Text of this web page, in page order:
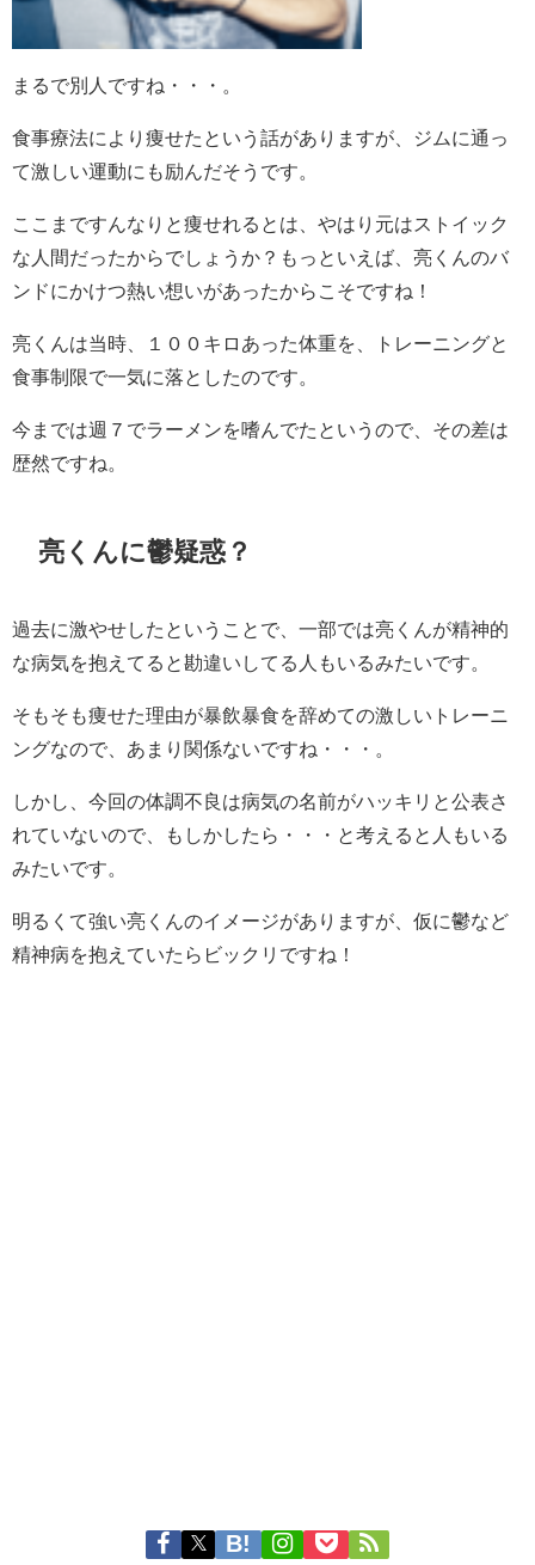
まるで別人ですね・・・。
食事療法により痩せたという話がありますが、ジムに通っ
て激しい運動にも励んだそうです。
ここまですんなりと痩せれるとは、やはり元はストイック
な人間だったからでしょうか？もっといえば 、亮くんのバ
ンドにかけつ熱い想いがあったからこそですね！
亮くんは当時、１００キロあった体重を、トレーニングと
食事制限で一気に落としたのです。
今までは週７でラーメンを嗜んでたというので、その差は
歴然ですね。
亮くんに鬱疑惑？
過去に激やせしたということで、一部では亮くんが精神的
な病気を抱えてると勘違いしてる人もいるみたいです。
そもそも痩せた理由が暴飲暴食を辞めての激しいトレーニ
ングなので、あまり関係ないですね・・・。
しかし、今回の体調不良は病気の名前がハッキリと公表さ
れていないので、もしかしたら・・・と考えると人もいる
みたいです。
明るくて強い亮くんのイメージがありますが、仮に鬱など
精神病を抱えていたらビックリですね！